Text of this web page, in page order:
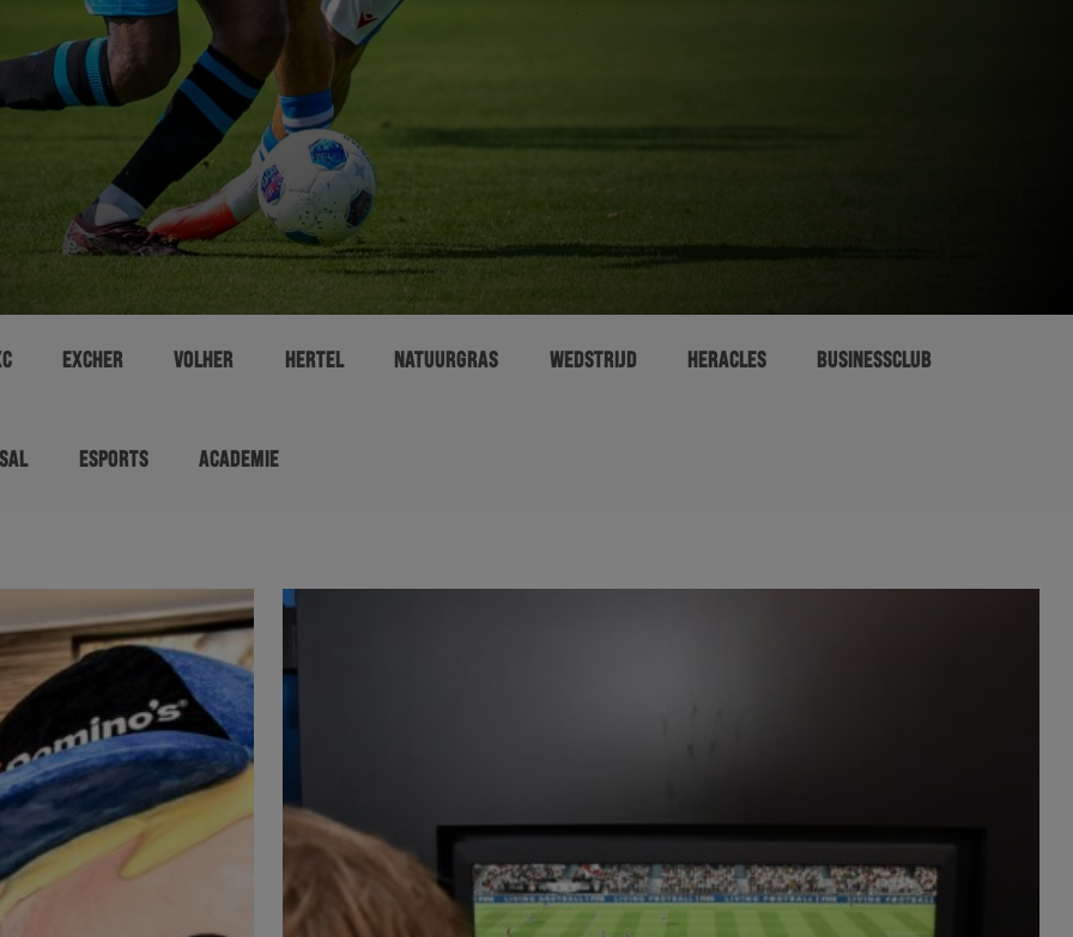
EXCHER VOLHER HERTEL NATUURGRAS WEDSTRIJD HERACLES BUSINESSCLUB
ESPORTS ACADEMIE